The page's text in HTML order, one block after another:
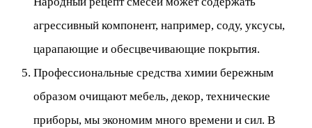
агрессивный компонент, например, соду, уксусы,
царапающие и обесцвечивающие покрытия.
Профессиональные средства химии бережным
образом очищают мебель, декор, технические
приборы, мы экономим много времени и сил. В